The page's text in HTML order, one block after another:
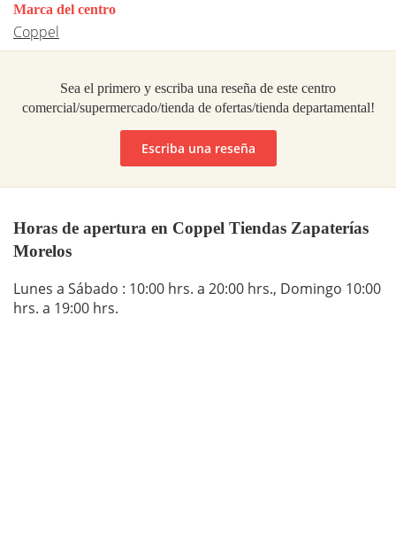
Marca del centro
Coppel
Sea el primero y escriba una reseña de este centro
comercial/supermercado/tienda de ofertas/tienda departamental!
Escriba una reseña
Horas de apertura en Coppel Tiendas Zapaterías
Morelos
Lunes a Sábado : 10:00 hrs. a 20:00 hrs., Domingo 10:00
hrs. a 19:00 hrs.